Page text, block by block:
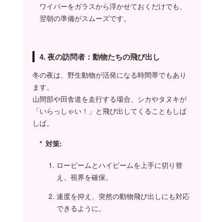
ワイパーをガラスから浮かせておくだけでも、
翌朝の準備がスムーズです。
4. 夜の訪問者：動物たちの飛び出し
冬の夜は、野生動物が活発になる時間帯でもあり
ます。
山間部や田舎道を走行する場合、シカやタヌキが
「いらっしゃい！」と飛び出してくることもしば
しば。
対策:
ロービームとハイビームを上手に切り替
え、視界を確保。
速度を抑え、突然の動物飛び出しにも対応
できるように。